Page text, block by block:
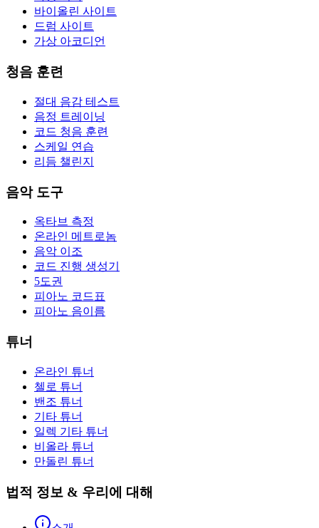
바이올린 사이트
드럼 사이트
가상 아코디언
청음 훈련
절대 음감 테스트
음정 트레이닝
코드 청음 훈련
스케일 연습
리듬 챌린지
음악 도구
옥타브 측정
온라인 메트로놈
음악 이조
코드 진행 생성기
5도권
피아노 코드표
피아노 음이름
튜너
온라인 튜너
첼로 튜너
밴조 튜너
기타 튜너
일렉 기타 튜너
비올라 튜너
만돌린 튜너
법적 정보 & 우리에 대해